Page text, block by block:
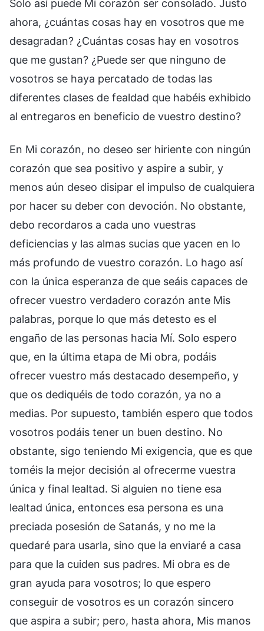
Solo así puede Mi corazón ser consolado. Justo
ahora, ¿cuántas cosas hay en vosotros que me
desagradan? ¿Cuántas cosas hay en vosotros
que me gustan? ¿Puede ser que ninguno de
vosotros se haya percatado de todas las
diferentes clases de fealdad que habéis exhibido
al entregaros en beneficio de vuestro destino?
En Mi corazón, no deseo ser hiriente con ningún
corazón que sea positivo y aspire a subir, y
menos aún deseo disipar el impulso de cualquiera
por hacer su deber con devoción. No obstante,
debo recordaros a cada uno vuestras
deficiencias y las almas sucias que yacen en lo
más profundo de vuestro corazón. Lo hago así
con la única esperanza de que seáis capaces de
ofrecer vuestro verdadero corazón ante Mis
palabras, porque lo que más detesto es el
engaño de las personas hacia Mí. Solo espero
que, en la última etapa de Mi obra, podáis
ofrecer vuestro más destacado desempeño, y
que os dediquéis de todo corazón, ya no a
medias. Por supuesto, también espero que todos
vosotros podáis tener un buen destino. No
obstante, sigo teniendo Mi exigencia, que es que
toméis la mejor decisión al ofrecerme vuestra
única y final lealtad. Si alguien no tiene esa
lealtad única, entonces esa persona es una
preciada posesión de Satanás, y no me la
quedaré para usarla, sino que la enviaré a casa
para que la cuiden sus padres. Mi obra es de
gran ayuda para vosotros; lo que espero
conseguir de vosotros es un corazón sincero
que aspira a subir; pero, hasta ahora, Mis manos